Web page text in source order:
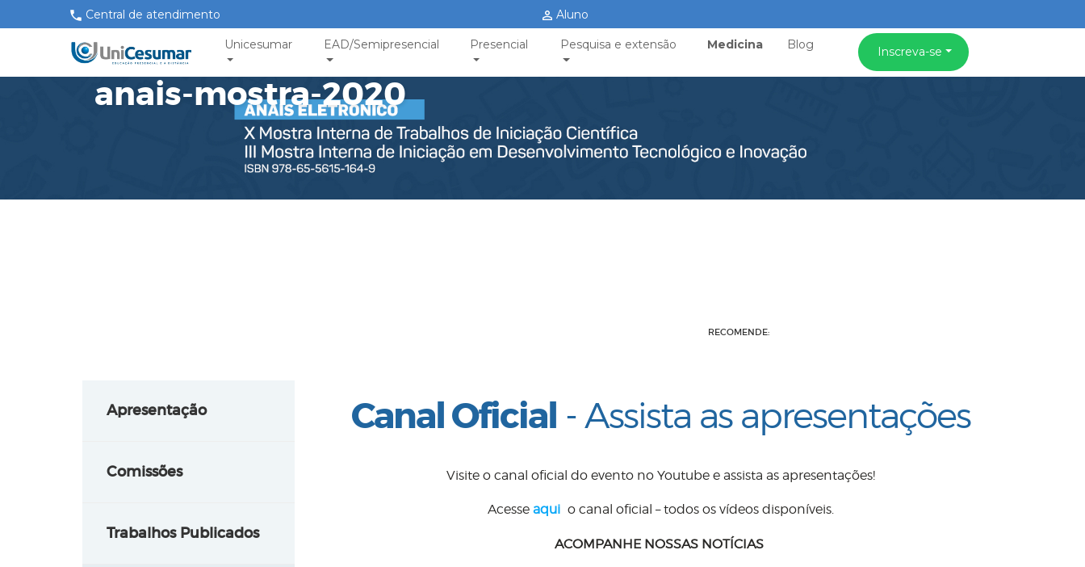
Central de atendimento Aluno
Unicesumar EAD/Semipresencial Presencial Pesquisa e extensão Medicina Blog Inscreva-se
anais-mostra-2020
RECOMENDE:
Apresentação
Comissões
Trabalhos Publicados
Canal Oficial - Assista as apresentações
Visite o canal oficial do evento no Youtube e assista as apresentações!
Acesse aqui o canal oficial – todos os vídeos disponíveis.
ACOMPANHE NOSSAS NOTÍCIAS